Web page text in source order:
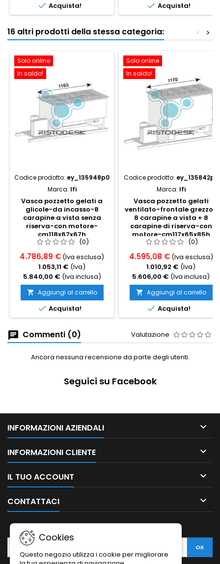
 Acquista!  Acquista!
16 altri prodotti della stessa categoria: >
<
Solo online
In saldo!
Codice prodotto: ey_135948p0
Marca: Ifi
Vasca pozzetto gelati a
glicole-da incasso-8
carapine a vista senza
riserva-con motore-
cm118x67x67h
(0)
4.786,89 € (Iva esclusa)
1.053,11 € (Iva)
5.840,00 € (Iva inclusa)
 Aggiungi al carrello
 Acquista!
Solo online
In saldo!
Codice prodotto: ey_135842p0
Marca: Ifi
Vasca pozzetto gelati
ventilato-frontale grezzo-
8 carapine a vista + 8
carapine di riserva-con
motore-cm117x65x85h
(0)
4.595,08 € (Iva esclusa)
1.010,92 € (Iva)
5.606,00 € (Iva inclusa)
 Aggiungi al carrello
 Acquista!
Commenti (0) Valutazione
Ancora nessuna recensione da parte degli utenti.
Seguici su Facebook
INFORMAZIONI AZIENDALI 
INFORMAZIONI CLIENTE 
IL TUO ACCOUNT 
CONTATTACI 
Cookies
Questo negozio utilizza i cookie per migliorare
NEWSLETTER